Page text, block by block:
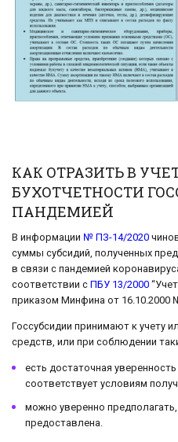
КАК ОТРАЗИТЬ В
БУХОТЧЕТНОСТИ
ПАНДЕМИЕЙ
В информации № ПЗ-14/2020
суммы субсидий, полученных
в связи с пандемией
соответствии с ПБУ 13/2000
приказом Минфина от 16.10.2000
Госсубсидии принимают к учету
средств, или при соблюдении
есть достаточная
соответствует условиям
можно уверенно
предоставлена.